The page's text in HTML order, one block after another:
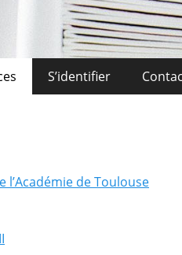
S’identifier
de Toulouse